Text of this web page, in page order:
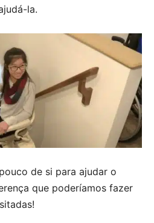
la.
de si para ajudar o
que poderíamos fazer